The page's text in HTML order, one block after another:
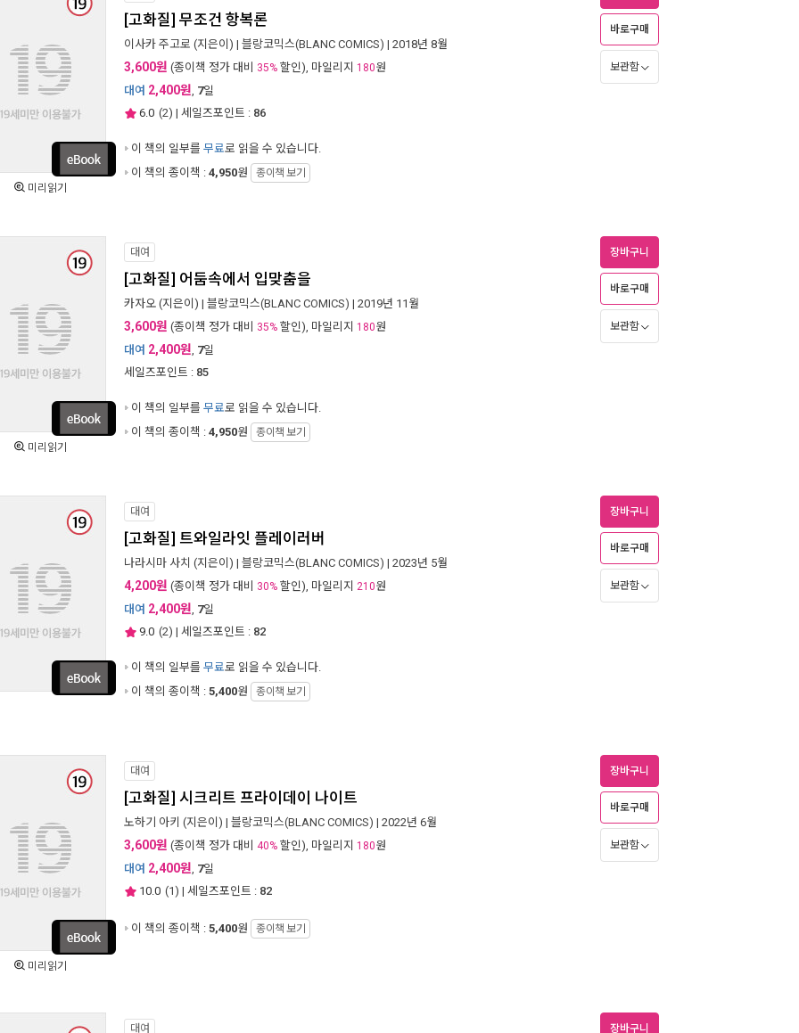
미리읽기
[고화질] 무조건 항복론
이사카 주고로 (지은이) | 블랑코믹스(BLANC COMICS) | 2018년 8월
3,600원 (종이책 정가 대비 35% 할인), 마일리지 180원
대여 2,400원, 7일
6.0 (2) | 세일즈포인트 : 86
이 책의 일부를 무료로 읽을 수 있습니다.
이 책의 종이책 : 4,950원 종이책 보기
바로구매
보관함
미리읽기
대여
[고화질] 어둠속에서 입맞춤을
카자오 (지은이) | 블랑코믹스(BLANC COMICS) | 2019년 11월
3,600원 (종이책 정가 대비 35% 할인), 마일리지 180원
대여 2,400원, 7일
세일즈포인트 : 85
이 책의 일부를 무료로 읽을 수 있습니다.
이 책의 종이책 : 4,950원 종이책 보기
장바구니
바로구매
보관함
대여
[고화질] 트와일라잇 플레이러버
나라시마 사치 (지은이) | 블랑코믹스(BLANC COMICS) | 2023년 5월
4,200원 (종이책 정가 대비 30% 할인), 마일리지 210원
대여 2,400원, 7일
9.0 (2) | 세일즈포인트 : 82
이 책의 일부를 무료로 읽을 수 있습니다.
이 책의 종이책 : 5,400원 종이책 보기
장바구니
바로구매
보관함
미리읽기
대여
[고화질] 시크리트 프라이데이 나이트
노하기 아키 (지은이) | 블랑코믹스(BLANC COMICS) | 2022년 6월
3,600원 (종이책 정가 대비 40% 할인), 마일리지 180원
대여 2,400원, 7일
10.0 (1) | 세일즈포인트 : 82
이 책의 종이책 : 5,400원 종이책 보기
장바구니
바로구매
보관함
대여 장바구니